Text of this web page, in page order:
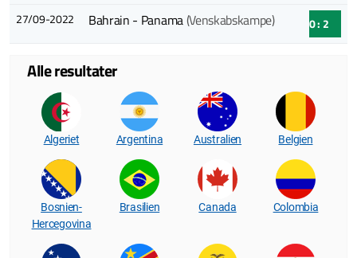
27/09-2022 Bahrain - Panama(Venskabskampe) 0 : 2
Alle resultater
Algeriet Argentina Australien Belgien
Bosnien-
Hercegovina
Brasilien Canada Colombia